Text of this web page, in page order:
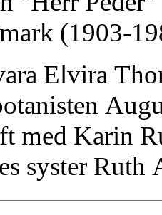
(1903-
Elvira
med Karin
syster